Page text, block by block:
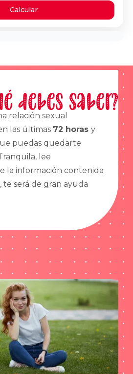
Calcular
debes saber?
relación sexual
las últimas 72 horas y
puedas quedarte
lee
la información contenida
te será de gran ayuda